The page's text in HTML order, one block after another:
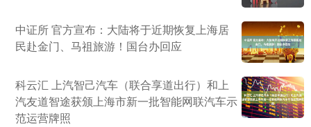
中证所 官方宣布：大陆将于近期恢复上海居
民赴金门、马祖旅游！国台办回应
科云汇 上汽智己汽车（联合享道出行）和上
汽友道智途获颁上海市新一批智能网联汽车示
范运营牌照